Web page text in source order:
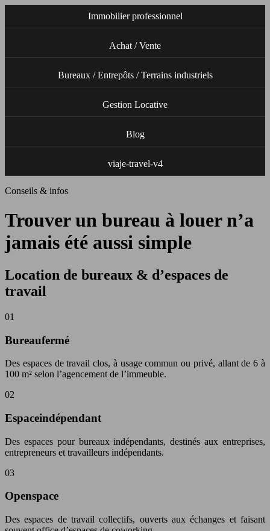
Immobilier professionnel
Achat / Vente
Bureaux / Entrepôts / Terrains industriels
Gestion Locative
Blog
viaje-travel-v4
Conseils & infos
Trouver un bureau à louer n’a
jamais été aussi simple
Location de bureaux & d’espaces de
travail
01
Bureaufermé
Des espaces de travail clos, à usage commun ou privé, allant de 6 à
100 m² selon l’agencement de l’immeuble.
02
Espaceindépendant
Des espaces pour bureaux indépendants, destinés aux entreprises,
entrepreneurs et travailleurs indépendants.
03
Openspace
Des espaces de travail collectifs, ouverts aux échanges et faisant